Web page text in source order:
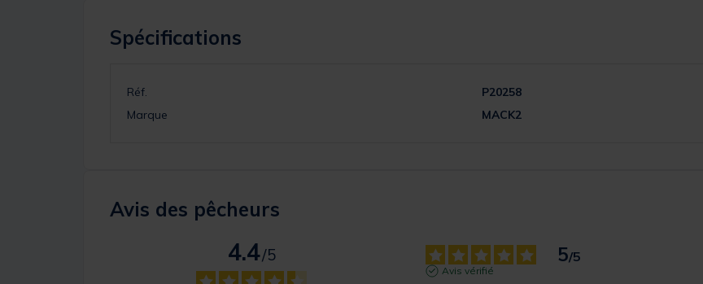
Spécifications
Réf.
P20258
Marque
MACK2
Avis des pêcheurs
4.4
/5 5/5
Avis vérifié